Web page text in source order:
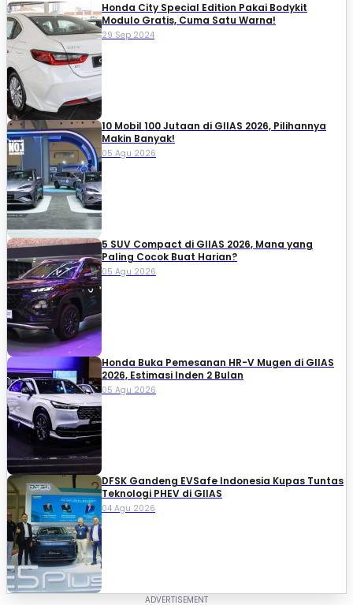
Honda City Special Edition Pakai Bodykit
Modulo Gratis, Cuma Satu Warna!
29 Sep 2024
10 Mobil 100 Jutaan di GIIAS 2026, Pilihannya
Makin Banyak!
05 Agu 2026
5 SUV Compact di GIIAS 2026, Mana yang
Paling Cocok Buat Harian?
05 Agu 2026
Honda Buka Pemesanan HR-V Mugen di GIIAS
2026, Estimasi Inden 2 Bulan
05 Agu 2026
DFSK Gandeng EVSafe Indonesia Kupas Tuntas
Teknologi PHEV di GIIAS
04 Agu 2026